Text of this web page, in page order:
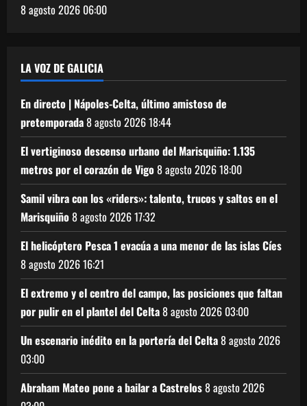
8 agosto 2026 06:00
LA VOZ DE GALICIA
En directo | Nápoles-Celta, último amistoso de
pretemporada8 agosto 202618:44
El vertiginoso descenso urbano del Marisquiño: 1.135
metros por el corazón de Vigo8 agosto 202618:00
Samil vibra con los «riders»: talento, trucos y saltos en el
Marisquiño8 agosto 202617:32
El helicóptero Pesca 1 evacúa a una menor de las islas Cíes
8 agosto 202616:21
El extremo y el centro del campo, las posiciones que faltan
por pulir en el plantel del Celta8 agosto 2026 03:00
Un escenario inédito en la portería del Celta8 agosto 2026
03:00
Abraham Mateo pone a bailar a Castrelos8 agosto 2026